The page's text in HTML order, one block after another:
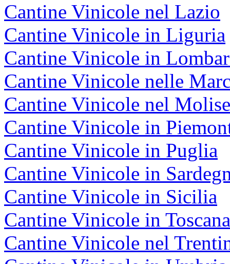
Cantine Vinicole nel Lazio
Cantine Vinicole in Liguria
Cantine Vinicole in
Cantine Vinicole nelle
Cantine Vinicole nel Molise
Cantine Vinicole in
Cantine Vinicole in Puglia
Cantine Vinicole in
Cantine Vinicole in Sicilia
Cantine Vinicole in Toscana
Cantine Vinicole nel